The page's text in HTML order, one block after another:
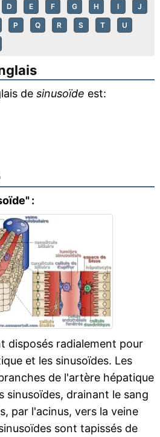
D E F G H I J
P Q R S T U
de sinusoïde est:
:
disposés radialement pour
et les sinusoïdes. Les
de l'artère hépatique
sinusoïdes, drainant le sang
par l'acinus, vers la veine
sont tapissés de